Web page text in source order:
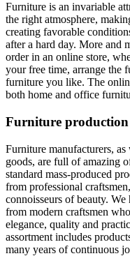
Furniture is an invariable
the right atmosphere,
creating favorable
after a hard day. More and
order in an online store,
your free time, arrange the
furniture you like. The
both home and office
Furniture
Furniture manufacturers,
goods, are full of amazing
standard mass-produced
from professional
connoisseurs of beauty.
from modern craftsmen
elegance, quality and
assortment includes
many years of continuous